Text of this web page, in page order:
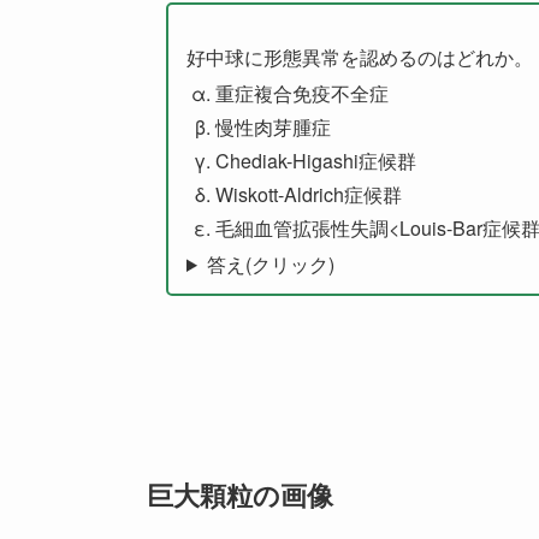
好中球に形態異常を認めるのはどれか。
重症複合免疫不全症
慢性肉芽腫症
Chediak-Higashi症候群
Wiskott-Aldrich症候群
毛細血管拡張性失調<Louis-Bar症候
答え(クリック)
巨大顆粒の画像